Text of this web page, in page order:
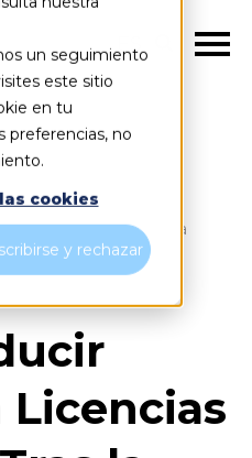
un seguimiento
este sitio
en tu
preferencias, no
cookies
y rechazar
ES
Power BI Tras la
Licencias